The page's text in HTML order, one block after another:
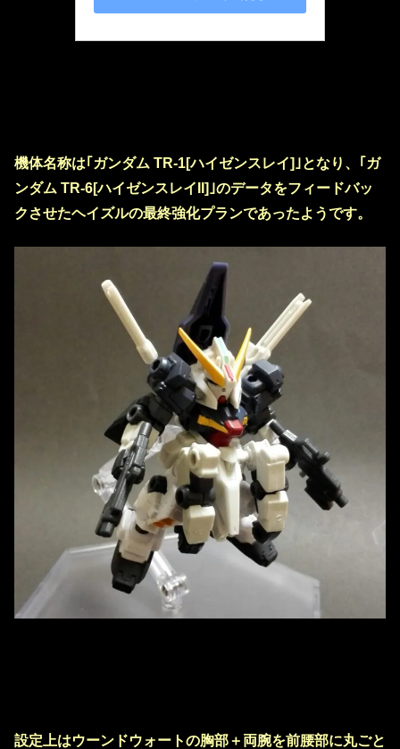
機体名称は｢ガンダム TR-1[ハイゼンスレイ]｣となり、｢ガ
ンダム TR-6[ハイゼンスレイII]｣のデータをフィードバッ
クさせたヘイズルの最終強化プランであったようです。
設定上はウーンドウォートの胸部＋両腕を前腰部に丸ごと